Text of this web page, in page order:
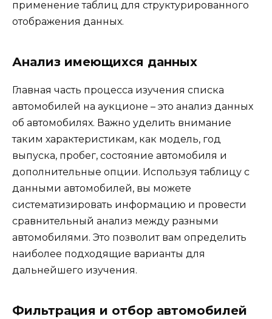
применение таблиц для структурированного
отображения данных.
Анализ имеющихся данных
Главная часть процесса изучения списка
автомобилей на аукционе – это анализ данных
об автомобилях. Важно уделить внимание
таким характеристикам, как модель, год
выпуска, пробег, состояние автомобиля и
дополнительные опции. Используя таблицу с
данными автомобилей, вы можете
систематизировать информацию и провести
сравнительный анализ между разными
автомобилями. Это позволит вам определить
наиболее подходящие варианты для
дальнейшего изучения.
Фильтрация и отбор автомобилей